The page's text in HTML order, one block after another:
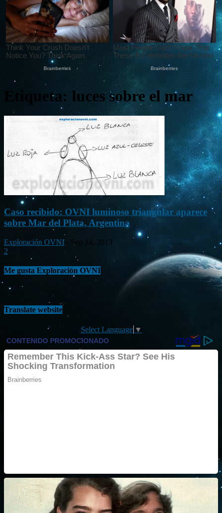
Etiqueta: luces sobre el mar
Caso recibido: OVNI luminoso triangular aparece
sobre Mar del Plata, Argentina
Exploración OVNI - Sep 14, 2013
2
Me gusta Exploración OVNI
Translate website
Select Language ▼